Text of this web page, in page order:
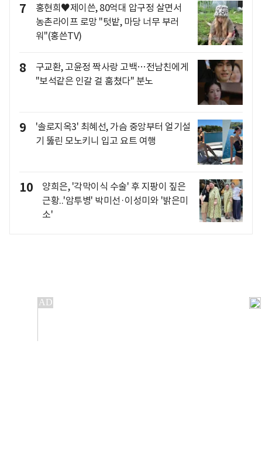
7
홍현희♥제이쓴, 80억대 압구정 살면서
농촌라이프 로망 "텃밭, 마당 너무 부러
워"(홍쓴TV)
8
구교환, 고윤정 짝사랑 고백…전남친에게
"보석같은 인갈 걸 훔쳤다" 분노
9
'솔로지옥3' 최혜선, 가슴 중앙부터 얼기설
기 뚫린 모노키니 입고 요트 여행
10
양희은, '각막이식 수술' 후 지팡이 짚은
근황..'암투병' 박미선·이성미와 '밝은미
소'